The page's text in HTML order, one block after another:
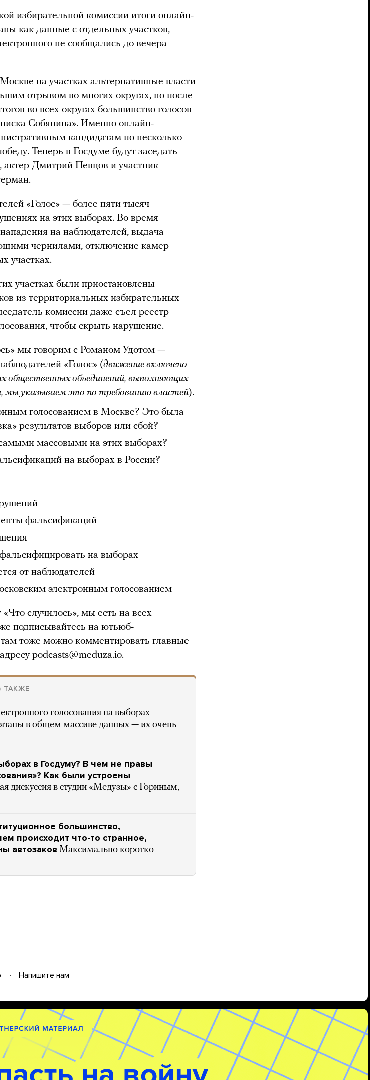
избирательной комиссии итоги онлайн-
как данные с отдельных участков,
не сообщались до вечера
на участках альтернативные власти
отрывом во многих округах, но после
во всех округах большинство голосов
Собянина». Именно онлайн-
кандидатам по несколько
Теперь в Госдуме будут заседать
Дмитрий Певцов и участник
«Голос» — более пяти тысяч
на этих выборах. Во время
нападения на наблюдателей, выдача
чернилами, отключение камер
участках.
участках были приостановлены
из территориальных избирательных
комиссии даже съел реестр
чтобы скрыть нарушение.
мы говорим с Романом Удотом —
«Голос» (движение включено
общественных объединений, выполняющих
мы указываем это по требованию властей).
голосованием в Москве? Это была
результатов выборов или сбой?
массовыми на этих выборах?
на выборах в России?
фальсификаций
на выборах
от наблюдателей
электронным голосованием
случилось», мы есть на всех
подписывайтесь на ютьюб-
тоже можно комментировать главные
podcasts@meduza.io.
ТАКЖЕ
голосования на выборах
в общем массиве данных — их очень
в Госдуму? В чем не правы
Как были устроены
дискуссия в студии «Медузы» с Гориным,
большинство,
происходит что-то странное,
автозаков Максимально коротко
Напишите нам